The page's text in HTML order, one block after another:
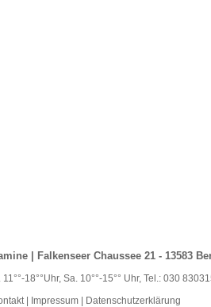
| Falkenseer Chaussee 21 - 13583
18°°Uhr, Sa. 10°°-15°° Uhr, Tel.: 030
| Impressum| Datenschutzerklärung